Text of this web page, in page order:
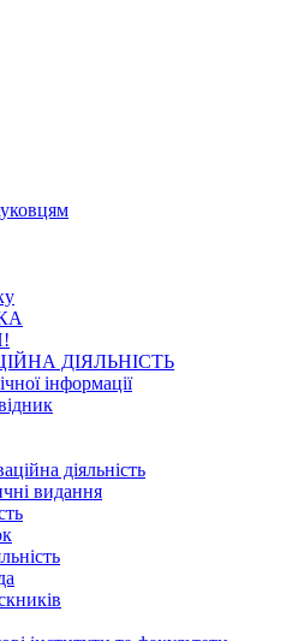
ДІЯЛЬНІСТЬ
інформації
діяльність
видання